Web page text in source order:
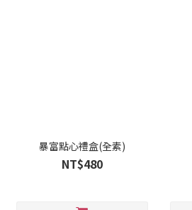
暴富點心禮盒(全素)
NT$480